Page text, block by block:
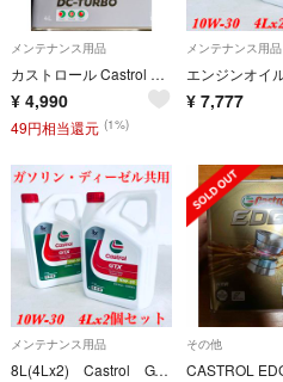
メンテナンス用品
カストロール Castrol GTX DC-TURBO 10W30 4L
¥ 4,990
49円相当還元 (1%)
メンテナンス用品
¥ 7,777
メンテナンス用品
8L(4Lx2) Castrol GTX 10W-30 エンジンオイル 新品
その他